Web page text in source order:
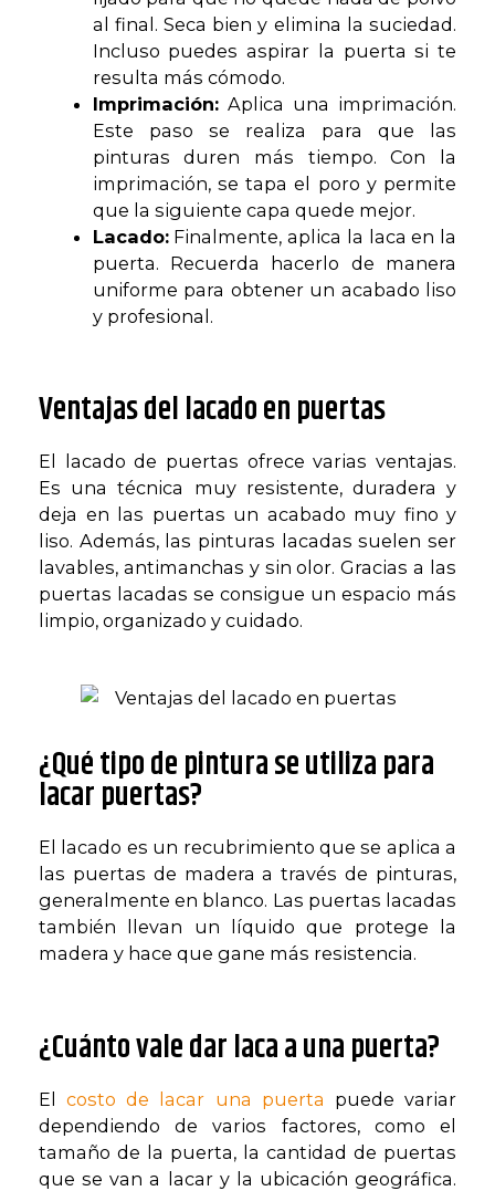
al final. Seca bien y elimina la suciedad.
Incluso puedes aspirar la puerta si te
resulta más cómodo.
Imprimación:Aplica una imprimación.
Este paso se realiza para que las
pinturas duren más tiempo. Con la
imprimación, se tapa el poro y permite
que la siguiente capa quede mejor.
Lacado:Finalmente, aplica la laca en la
puerta. Recuerda hacerlo de manera
uniforme para obtener un acabado liso
y profesional.
Ventajas del lacado en puertas
El lacado de puertas ofrece varias ventajas.
Es una técnica muy resistente, duradera y
deja en las puertas un acabado muy fino y
liso. Además, las pinturas lacadas suelen ser
lavables, antimanchas y sin olor. Gracias a las
puertas lacadas se consigue un espacio más
limpio, organizado y cuidado.
¿Qué tipo de pintura se utiliza para
lacar puertas?
El lacado es un recubrimiento que se aplica a
las puertas de madera a través de pinturas,
generalmente en blanco. Las puertas lacadas
también llevan un líquido que protege la
madera y hace que gane más resistencia.
¿Cuánto vale dar laca a una puerta?
El costo de lacar una puerta puede variar
dependiendo de varios factores, como el
tamaño de la puerta, la cantidad de puertas
que se van a lacar y la ubicación geográfica.